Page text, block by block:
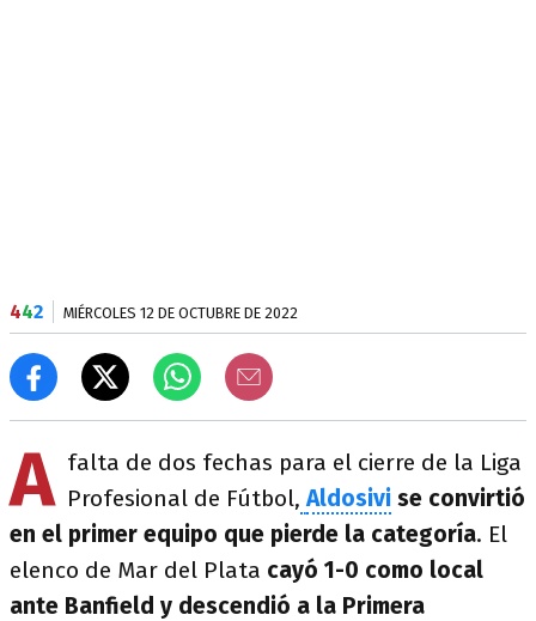
442 MIÉRCOLES 12 DE OCTUBRE DE 2022
A falta de dos fechas para el cierre de la Liga
Profesional de Fútbol, Aldosivi se convirtió
en el primer equipo que pierde la categoría. El
elenco de Mar del Plata cayó 1-0 como local
ante Banfield y descendió a la Primera